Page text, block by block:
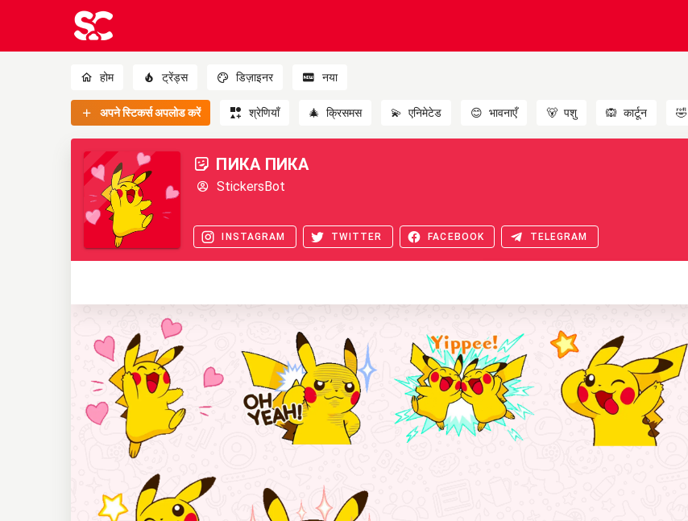
होम ट्रेंड्स डिज़ाइनर नया
अपने स्टिकर्स अपलोड करें श्रेणियाँ 🎄 क्रिसमस 💫 एनिमेटेड 😊 भावनाएँ 🐻 पशु 🙉 कार्टून 🤣
ПИКА ПИКА
StickersBot
INSTAGRAM TWITTER FACEBOOK TELEGRAM